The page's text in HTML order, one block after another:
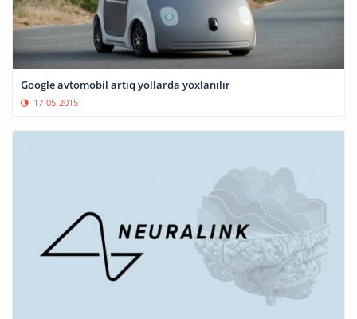
Google avtomobil artıq yollarda yoxlanılır
17-05-2015